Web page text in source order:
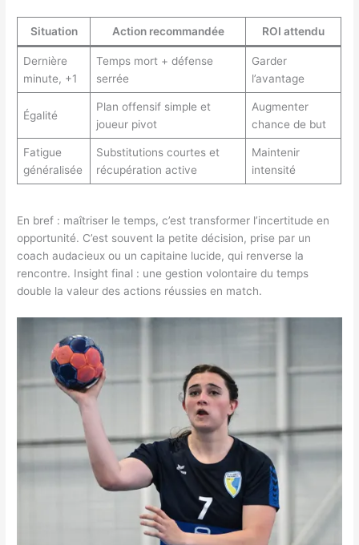
Situation Action recommandée ROI attendu
Dernière
minute, +1
Temps mort + défense
serrée
Garder
l’avantage
Égalité
Plan offensif simple et
joueur pivot
Augmenter
chance de but
Fatigue
généralisée
Substitutions courtes et
récupération active
Maintenir
intensité
En bref : maîtriser le temps, c’est transformer l’incertitude en
opportunité. C’est souvent la petite décision, prise par un
coach audacieux ou un capitaine lucide, qui renverse la
rencontre. Insight final : une gestion volontaire du temps
double la valeur des actions réussies en match.